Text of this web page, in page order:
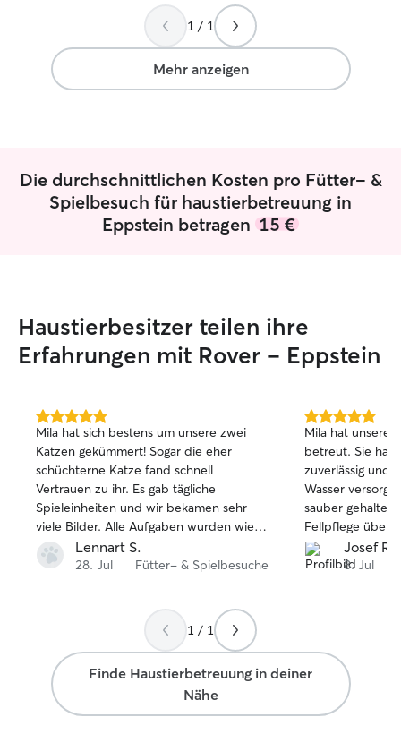
he was shown a lot of TLC by Miss Anna.
We will definitely call her again!!!
1 / 1
Mehr anzeigen
Die durchschnittlichen Kosten pro Fütter- &
Spielbesuch für haustierbetreuung in
Eppstein betragen 15 €
Haustierbesitzer teilen ihre
Erfahrungen mit Rover – Eppstein
5.0
von
5
Sternen
Mila hat sich bestens um unsere zwei
Katzen gekümmert! Sogar die eher
schüchterne Katze fand schnell
Vertrauen zu ihr. Es gab tägliche
Spieleinheiten und wir bekamen sehr
viele Bilder. Alle Aufgaben wurden wie
besprochen erledigt und die
Kommunikation hat bestens funktioniert!
Lennart S.
28. Jul Fütter- & Spielbesuche
5.0
von
5
Sternen
Mila hat
betreut. Sie hat
zuverlässig und
Wasser versorgt
sauber
Fellpflege
Der Kater hat
Als kleines i-
Kater zum
Geschenk. Wir
durch Mila
Josef R.
8. Jul
1 / 1
Finde Haustierbetreuung in deiner
Nähe